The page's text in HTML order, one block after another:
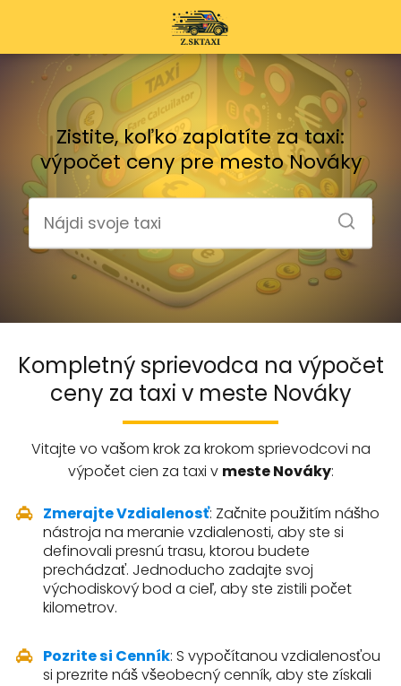
Zistite, koľko zaplatíte za taxi:
výpočet ceny pre mesto Nováky
Kompletný sprievodca na výpočet
ceny za taxi v meste Nováky
Vitajte vo vašom krok za krokom sprievodcovi na
výpočet cien za taxi v meste Nováky:
Zmerajte Vzdialenosť: Začnite použitím nášho
nástroja na meranie vzdialenosti, aby ste si
definovali presnú trasu, ktorou budete
prechádzať. Jednoducho zadajte svoj
východiskový bod a cieľ, aby ste zistili počet
kilometrov.
Pozrite si Cenník: S vypočítanou vzdialenosťou
si prezrite náš všeobecný cenník, aby ste získali